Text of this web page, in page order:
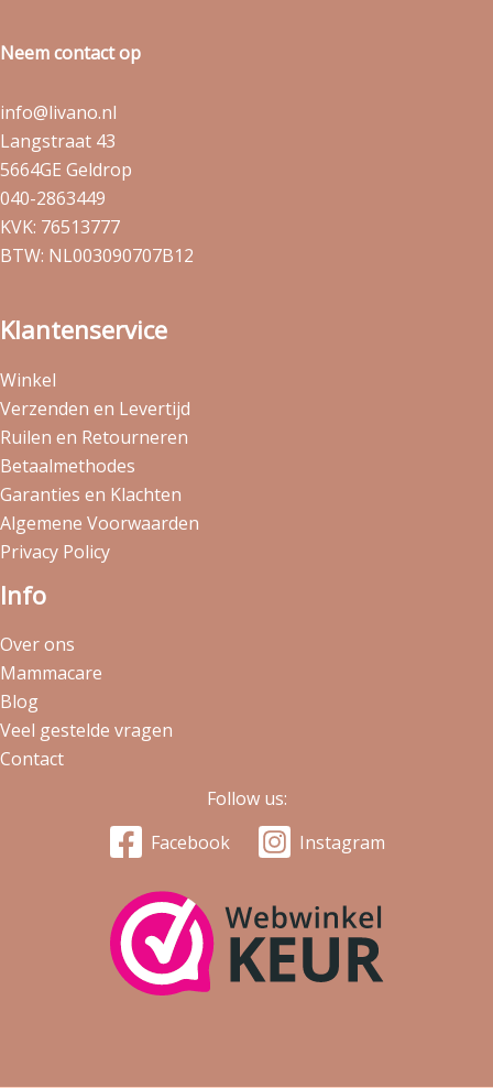
Neem contact op
info@livano.nl
Langstraat 43
5664GE Geldrop
040-2863449
KVK: 76513777
BTW: NL003090707B12
Klantenservice
Winkel
Verzenden en Levertijd
Ruilen en Retourneren
Betaalmethodes
Garanties en Klachten
Algemene Voorwaarden
Privacy Policy
Info
Over ons
Mammacare
Blog
Veel gestelde vragen
Contact
Follow us:
Facebook
Instagram